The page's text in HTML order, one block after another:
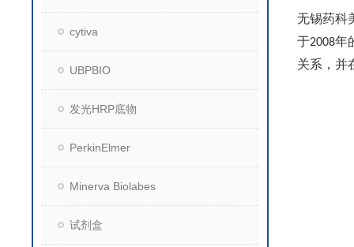
cytiva
UBPBIO
发光HRP底物
PerkinElmer
Minerva Biolabes
试剂盒
无锡药科
于2008年
关系，并